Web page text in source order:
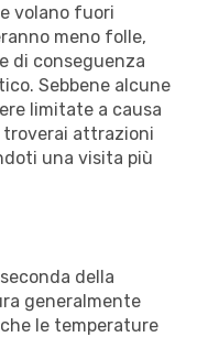
volano fuori
meno folle,
di conseguenza
Sebbene alcune
limitate a causa
troverai attrazioni
una visita più
della
generalmente
che le temperature